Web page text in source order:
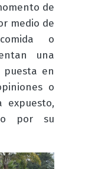
de
medio de
o
una
en
o
expuesto,
por su